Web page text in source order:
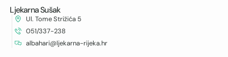
Ljekarna Sušak
Ul. Tome Strižića 5
051/337-238
albahari@ljekarna-rijeka.hr